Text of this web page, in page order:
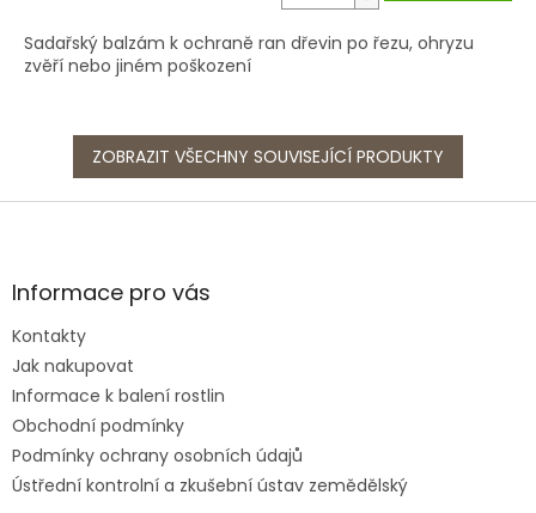
Sadařský balzám k ochraně ran dřevin po řezu, ohryzu
zvěří nebo jiném poškození
ZOBRAZIT VŠECHNY SOUVISEJÍCÍ PRODUKTY
Z
aInformace pro vás
Kontakty
Jak nakupovat
Informace k balení rostlin
Obchodní podmínky
Podmínky ochrany osobních údajů
Ústřední kontrolní a zkušební ústav zemědělský